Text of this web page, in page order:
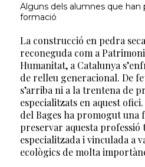
Alguns dels alumnes que
formació
La construcció en pedra
reconeguda com a
Humanitat, a Catalunya
de relleu generacional. De
s’arriba ni a la trentena de
especialitzats en aquest
del Bages ha promogut una
preservar aquesta
especialitzada i vinculada a
ecològics de molta